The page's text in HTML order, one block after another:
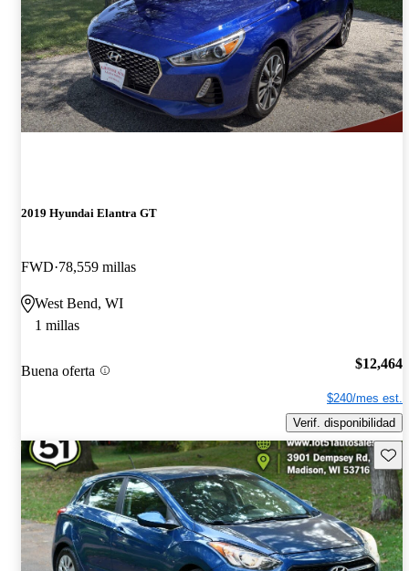
2019 Hyundai Elantra GT
FWD 78,559 millas
West Bend, WI
1 millas
Buena oferta $12,464
$240/mes est.
Verif. disponibilidad